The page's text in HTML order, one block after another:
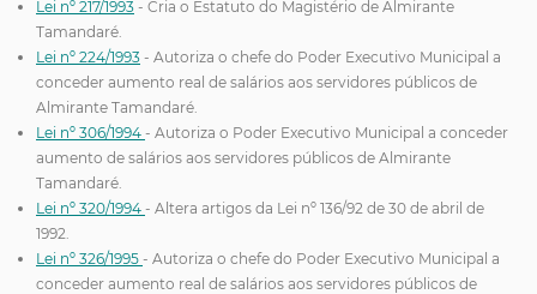
Lei nº 217/1993 - Cria o Estatuto do Magistério de Almirante
Tamandaré.
Lei nº 224/1993 - Autoriza o chefe do Poder Executivo Municipal a
conceder aumento real de salários aos servidores públicos de
Almirante Tamandaré.
Lei nº 306/1994 - Autoriza o Poder Executivo Municipal a conceder
aumento de salários aos servidores públicos de Almirante
Tamandaré.
Lei nº 320/1994 - Altera artigos da Lei nº 136/92 de 30 de abril de
1992.
Lei nº 326/1995 - Autoriza o chefe do Poder Executivo Municipal a
conceder aumento real de salários aos servidores públicos de